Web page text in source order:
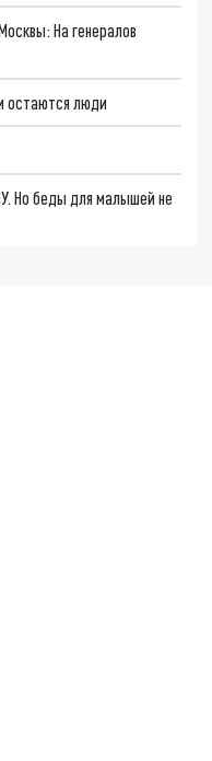
На генералов
остаются люди
Но беды для малышей не